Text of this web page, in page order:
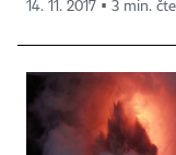
14. 11. 2017 ▪ 3 min.